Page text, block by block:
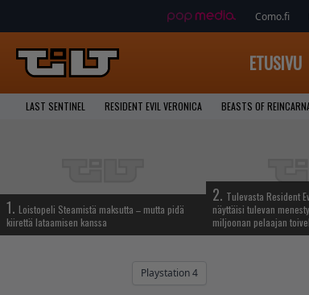
Como.fi
ETUSIVU
LAST SENTINEL RESIDENT EVIL VERONICA BEASTS OF
1. Loistopeli Steamistä maksutta – mutta pidä
kiirettä lataamisen kanssa
2. Tulevasta Resident
näyttäisi tulevan
miljoonan pelaajan
Playstation 4